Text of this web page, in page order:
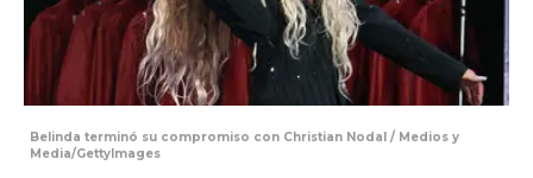
Belinda terminó su compromiso con Christian Nodal / Medios y
Media/GettyImages